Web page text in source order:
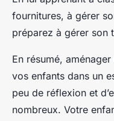
fournitures, à gérer
préparez à gérer son
En résumé,
vos enfants dans un
peu de réflexion et
nombreux. Votre